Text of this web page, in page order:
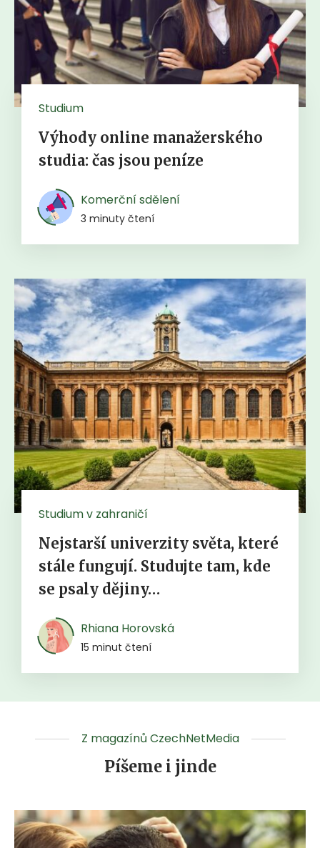
Studium
Výhody online manažerského
studia: čas jsou peníze
Komerční sdělení
3 minuty čtení
Studium v zahraničí
Nejstarší univerzity světa, které
stále fungují. Studujte tam, kde
se psaly dějiny…
Rhiana Horovská
15 minut čtení
Z magazínů CzechNetMedia
Píšeme i jinde